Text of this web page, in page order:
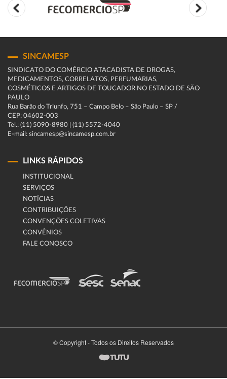
SINCAMESP
SINDICATO DO COMÉRCIO ATACADISTA DE DROGAS,
MEDICAMENTOS, CORRELATOS, PERFUMARIAS,
COSMÉTICOS E ARTIGOS DE TOUCADOR NO ESTADO DE SÃO
PAULO
Rua Barão do Triunfo, 751 – Campo Belo – São Paulo – SP /
CEP: 04602-003
Tel.: (11) 5090-8980 | (11) 5572-4040
E-mail: sincamesp@sincamesp.com.br
LINKS RÁPIDOS
INSTITUCIONAL
SERVIÇOS
NOTÍCIAS
CONTRIBUIÇÕES
CONVENÇÕES COLETIVAS
CONVÊNIOS
FALE CONOSCO
© Copyright - Todos os Direitos Reservados